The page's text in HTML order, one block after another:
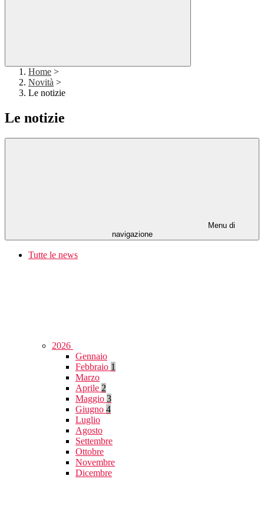
Home >
Novità >
Le notizie
Le notizie
Menu di
navigazione
Tutte le news
2026
Gennaio
Febbraio 1
Marzo
Aprile 2
Maggio 3
Giugno 4
Luglio
Agosto
Settembre
Ottobre
Novembre
Dicembre